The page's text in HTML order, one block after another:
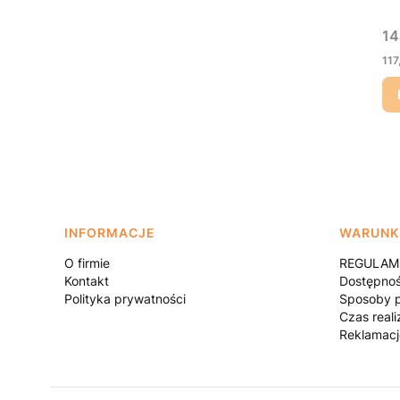
Linki w stopce
INFORMACJE
O firmie
Kontakt
Polityka prywatności
Sposoby
Czas